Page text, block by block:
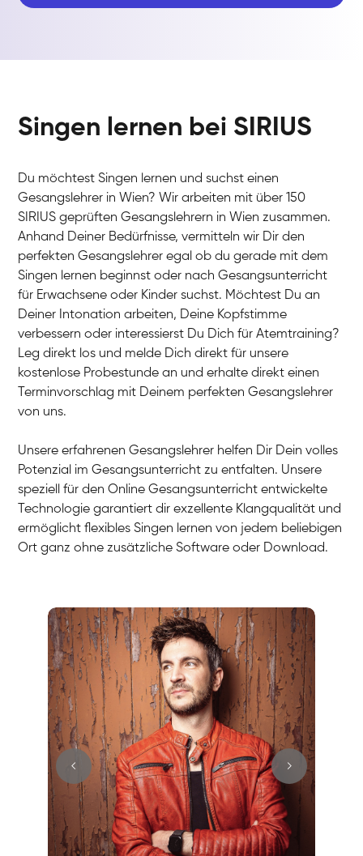
Singen lernen bei SIRIUS
Du möchtest Singen lernen und suchst einen
Gesangslehrer in Wien? Wir arbeiten mit über 150
SIRIUS geprüften Gesangslehrern in Wien zusammen.
Anhand Deiner Bedürfnisse, vermitteln wir Dir den
perfekten Gesangslehrer egal ob du gerade mit dem
Singen lernen beginnst oder nach Gesangsunterricht
für Erwachsene oder Kinder suchst. Möchtest Du an
Deiner Intonation arbeiten, Deine Kopfstimme
verbessern oder interessierst Du Dich für Atemtraining?
Leg direkt los und melde Dich direkt für unsere
kostenlose Probestunde an und erhalte direkt einen
Terminvorschlag mit Deinem perfekten Gesangslehrer
von uns.
Unsere erfahrenen Gesangslehrer helfen Dir Dein volles
Potenzial im Gesangsunterricht zu entfalten. Unsere
speziell für den Online Gesangsunterricht entwickelte
Technologie garantiert dir exzellente Klangqualität und
ermöglicht flexibles Singen lernen von jedem beliebigen
Ort ganz ohne zusätzliche Software oder Download.
Stefan
Gesang / Vocal